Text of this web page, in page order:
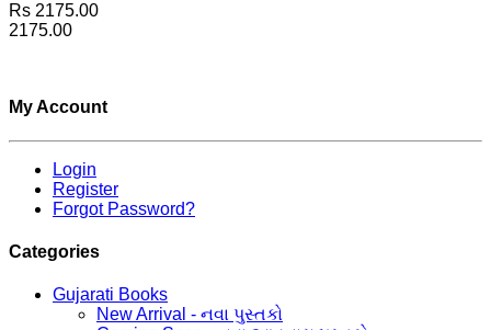
Rs 2175.00
2175.00
My Account
Login
Register
Forgot Password?
Categories
Gujarati Books
New Arrival - નવા પુસ્તકો